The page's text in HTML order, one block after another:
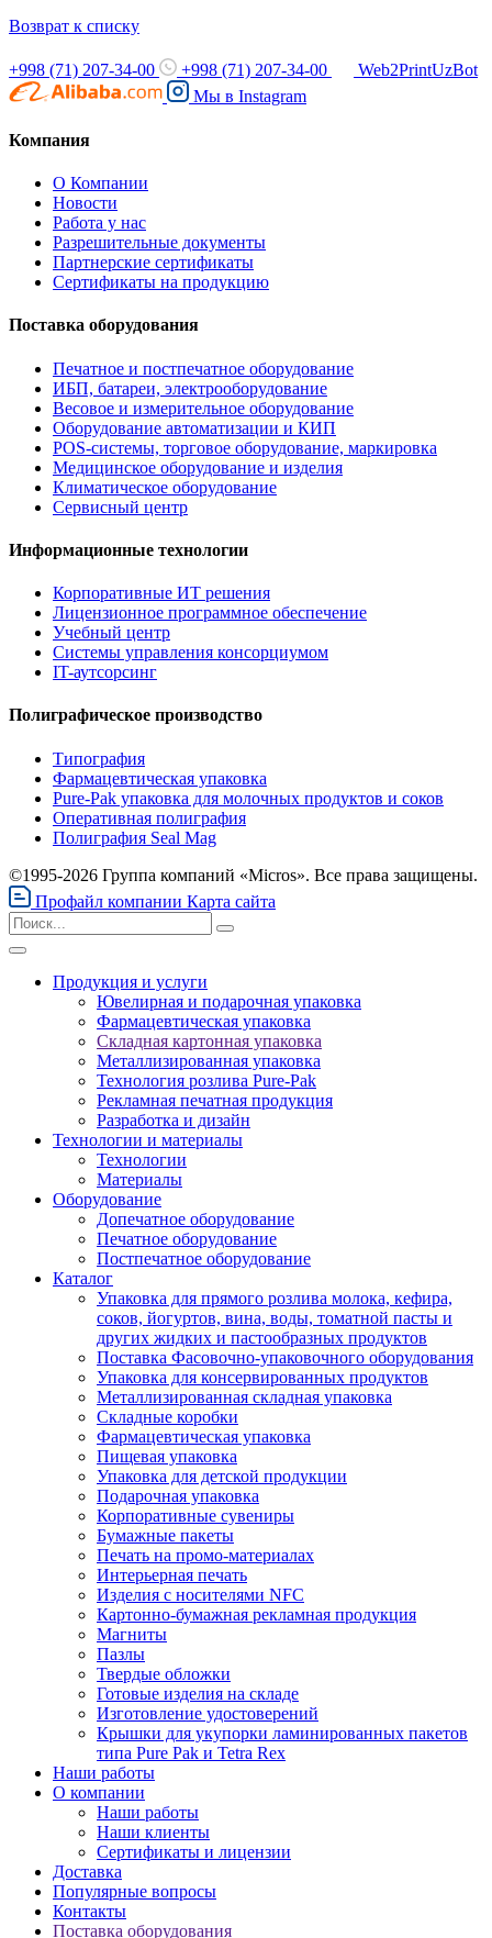
Возврат к списку
+998 (71) 207-34-00 +998 (71) 207-34-00
Web2PrintUzBot
Мы в Instagram
Компания
О Компании
Новости
Работа у нас
Разрешительные документы
Партнерские сертификаты
Сертификаты на продукцию
Поставка оборудования
Печатное и постпечатное оборудование
ИБП, батареи, электрооборудование
Весовое и измерительное оборудование
Оборудование автоматизации и КИП
POS-системы, торговое оборудование, маркировка
Медицинское оборудование и изделия
Климатическое оборудование
Сервисный центр
Информационные технологии
Корпоративные ИТ решения
Лицензионное программное обеспечение
Учебный центр
Системы управления консорциумом
IT-аутсорсинг
Полиграфическое производство
Типография
Фармацевтическая упаковка
Pure-Pak упаковка для молочных продуктов и соков
Оперативная полиграфия
Полиграфия Seal Mag
©1995-2026 Группа компаний «Micros». Все права защищены.
Профайл компании Карта сайта
Продукция и услуги
Ювелирная и подарочная упаковка
Фармацевтическая упаковка
Складная картонная упаковка
Металлизированная упаковка
Технология розлива Pure-Pak
Рекламная печатная продукция
Разработка и дизайн
Технологии и материалы
Технологии
Материалы
Оборудование
Допечатное оборудование
Печатное оборудование
Постпечатное оборудование
Каталог
Упаковка для прямого розлива молока, кефира,
соков, йогуртов, вина, воды, томатной пасты и
других жидких и пастообразных продуктов
Поставка Фасовочно-упаковочного оборудования
Упаковка для консервированных продуктов
Металлизированная складная упаковка
Складные коробки
Фармацевтическая упаковка
Пищевая упаковка
Упаковка для детской продукции
Подарочная упаковка
Корпоративные сувениры
Бумажные пакеты
Печать на промо-материалах
Интерьерная печать
Изделия с носителями NFC
Картонно-бумажная рекламная продукция
Магниты
Пазлы
Твердые обложки
Готовые изделия на складе
Изготовление удостоверений
Крышки для укупорки ламинированных пакетов
типа Pure Pak и Tetra Rex
Наши работы
О компании
Наши работы
Наши клиенты
Сертификаты и лицензии
Доставка
Популярные вопросы
Контакты
Поставка оборудования